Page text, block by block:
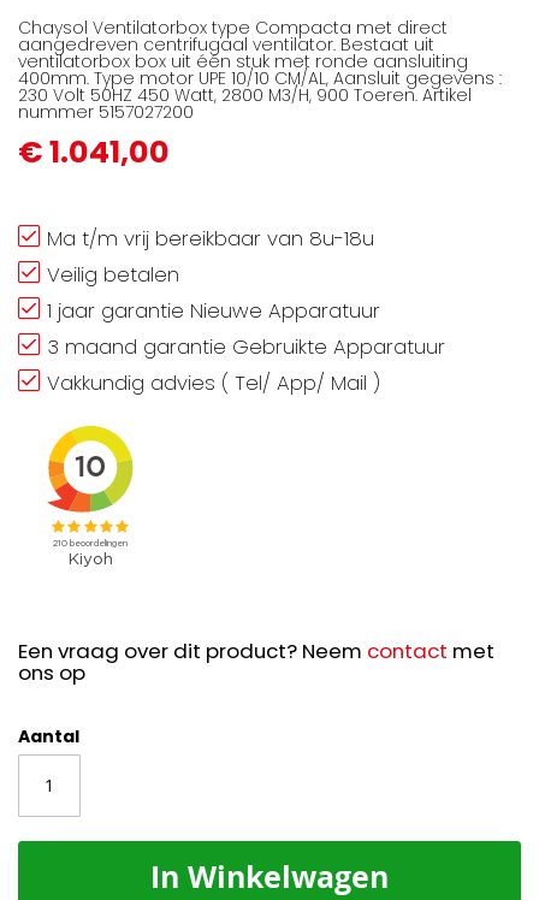
Chaysol Ventilatorbox type Compacta met direct
aangedreven centrifugaal ventilator. Bestaat uit
ventilatorbox box uit één stuk met ronde aansluiting
400mm. Type motor UPE 10/10 CM/AL, Aansluit gegevens :
230 Volt 50HZ 450 Watt, 2800 M3/H, 900 Toeren. Artikel
nummer 5157027200
€ 1.041,00
Ma t/m vrij bereikbaar van 8u-18u
Veilig betalen
1 jaar garantie Nieuwe Apparatuur
3 maand garantie Gebruikte Apparatuur
Vakkundig advies ( Tel/ App/ Mail )
Een vraag over dit product? Neem contact met
ons op
Aantal
In Winkelwagen